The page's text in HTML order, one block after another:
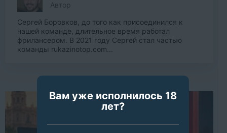
Автор
Сергей Боровков, до того как присоединился к
нашей команде, длительное время работал
фрилансером. В 2021 году Сергей стал частью
команды rukazinotop.com...
Вам уже исполнилось 18
лет?